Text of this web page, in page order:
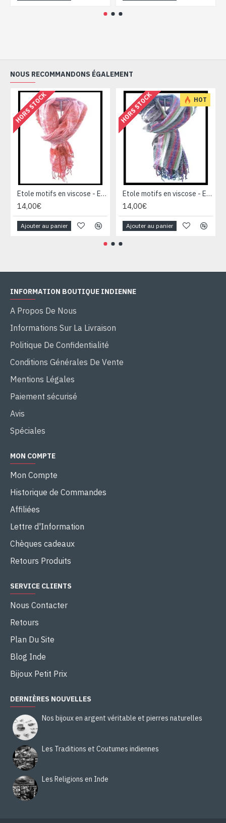
NOUS RECOMMANDONS ÉGALEMENT
HORS STOCK
Etole motifs en viscose - Etole indienne
14,00€
Ajouter au panier
HOT
HORS STOCK
Etole motifs en viscose - Etole indienne
14,00€
Ajouter au panier
INFORMATION BOUTIQUE INDIENNE
A Propos De Nous
Informations Sur La Livraison
Politique De Confidentialité
Conditions Générales De Vente
Mentions Légales
Paiement sécurisé
Avis
Spéciales
MON COMPTE
Mon Compte
Historique de Commandes
Affiliées
Lettre d'Information
Chèques cadeaux
Retours Produits
SERVICE CLIENTS
Nous Contacter
Retours
Plan Du Site
Blog Inde
Bijoux Petit Prix
DERNIÈRES NOUVELLES
Nos bijoux en argent véritable et pierres naturelles
Les Traditions et Coutumes indiennes
Les Religions en Inde